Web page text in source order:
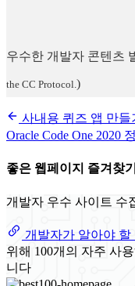
우수한 개발자 콘텐츠
the CC Protocol.)
사내용 퀴즈 앱 만들
Oracle Code One 2020
좋은 웹페이지 즐겨찾기
개발자 우수 사이트 수
개발자가 알아야 할
위해 100개의 자주 사
니다